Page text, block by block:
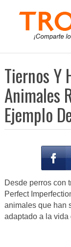
Tiernos Y
Animales
Ejemplo
Desde perros con
Perfect
animales que han
adaptado a la